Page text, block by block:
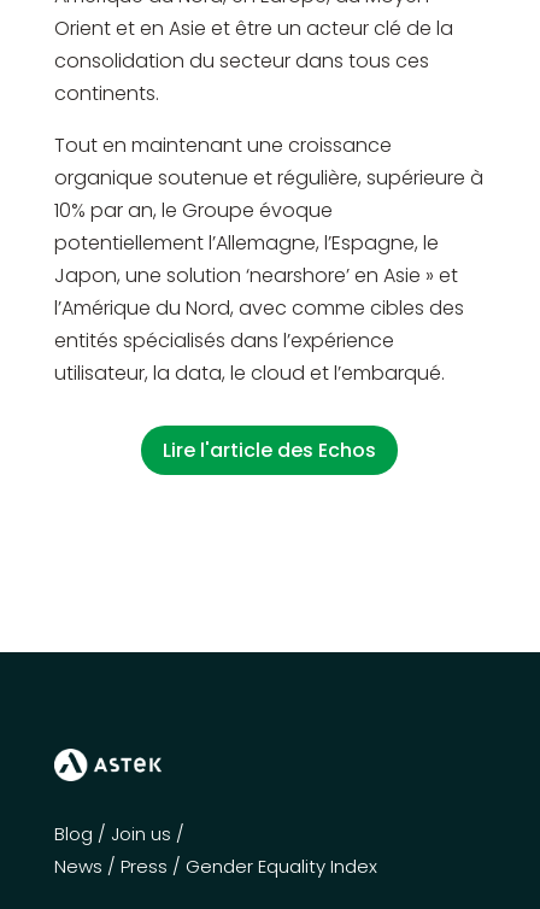
Orient et en Asie et être un acteur clé de la
consolidation du secteur dans tous ces
continents.
Tout en maintenant une croissance
organique soutenue et régulière, supérieure à
10% par an, le Groupe évoque
potentiellement l’Allemagne, l’Espagne, le
Japon, une solution ‘nearshore’ en Asie » et
l’Amérique du Nord, avec comme cibles des
entités spécialisés dans l’expérience
utilisateur, la data, le cloud et l’embarqué.
Lire l'article des Echos
Blog / Join us /
News / Press / Gender Equality Index